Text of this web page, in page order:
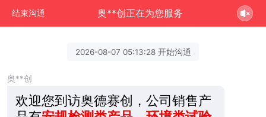
结束沟通 奥**创正在为您服务
2026-08-07 05:13:28 开始沟通
奥**创
欢迎您到访奥德赛创，公司销售产